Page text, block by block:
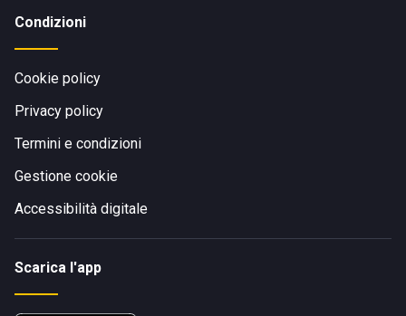
Condizioni
Cookie policy
Privacy policy
Termini e condizioni
Gestione cookie
Accessibilità digitale
Scarica l'app